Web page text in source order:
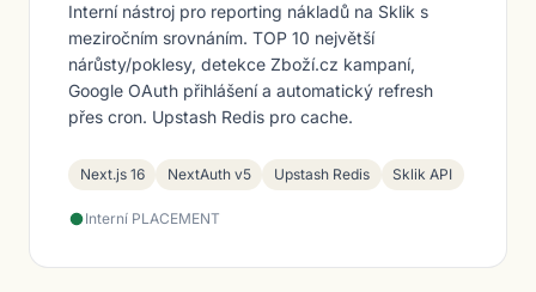
Interní nástroj pro reporting nákladů na Sklik s
meziročním srovnáním. TOP 10 největší
nárůsty/poklesy, detekce Zboží.cz kampaní,
Google OAuth přihlášení a automatický refresh
přes cron. Upstash Redis pro cache.
Next.js 16 NextAuth v5 Upstash Redis Sklik API
Interní PLACEMENT